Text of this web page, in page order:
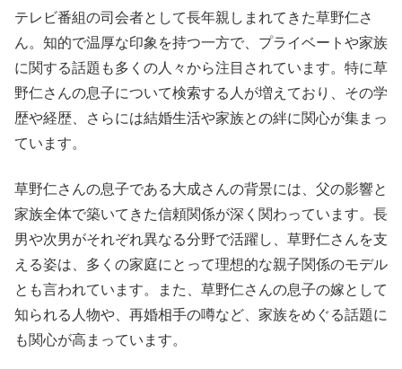
テレビ番組の司会者として長年親しまれてきた草野仁さ
ん。知的で温厚な印象を持つ一方で、プライベートや家族
に関する話題も多くの人々から注目されています。特に草
野仁さんの息子について検索する人が増えており、その学
歴や経歴、さらには結婚生活や家族との絆に関心が集まっ
ています。
草野仁さんの息子である大成さんの背景には、父の影響と
家族全体で築いてきた信頼関係が深く関わっています。長
男や次男がそれぞれ異なる分野で活躍し、草野仁さんを支
える姿は、多くの家庭にとって理想的な親子関係のモデル
とも言われています。また、草野仁さんの息子の嫁として
知られる人物や、再婚相手の噂など、家族をめぐる話題に
も関心が高まっています。